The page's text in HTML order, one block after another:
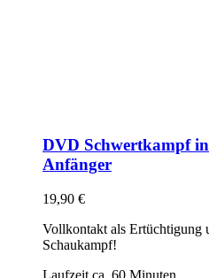
DVD Schwertkampf
Anfänger
19,90 €
Vollkontakt als Ertüchtigung
Schaukampf!
Laufzeit ca. 60 Minuten